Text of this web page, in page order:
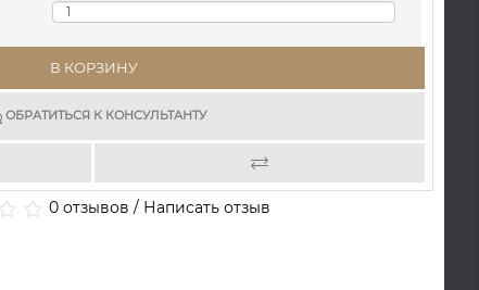
В КОРЗИНУ
ОБРАТИТЬСЯ К КОНСУЛЬТАНТУ
0 отзывов / Написать отзыв